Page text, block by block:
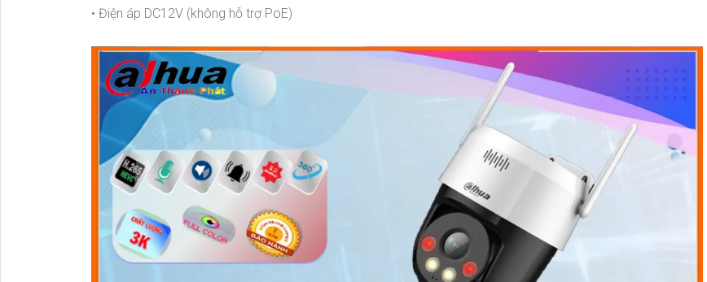
• Điện áp DC12V (không hỗ trợ PoE)